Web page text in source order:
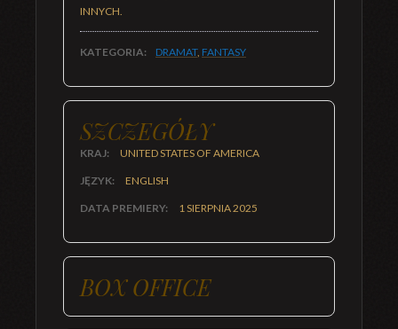
INNYCH.
KATEGORIA: DRAMAT, FANTASY
SZCZEGÓŁY
KRAJ: UNITED STATES OF AMERICA
JĘZYK: ENGLISH
DATA PREMIERY: 1 SIERPNIA 2025
BOX OFFICE